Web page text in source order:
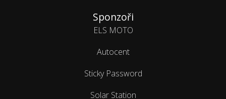
Sponzoři
ELS MOTO
Autocent
Sticky Password
Solar Station